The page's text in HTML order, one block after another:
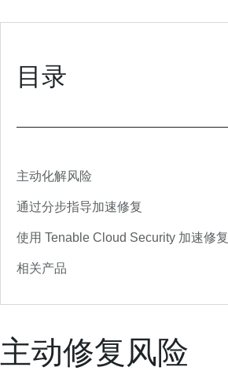
目录
主动化解风险
通过分步指导加速修复
使用 Tenable Cloud Security 加速修复
相关产品
主动修复风险